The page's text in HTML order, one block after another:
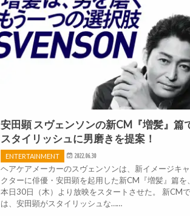
安田顕 スヴェンソンの新CM『増髪』篇
スタイリッシュに男磨きを提案！
ENTERTAINMENT 2022.06.30
ヘアケアメーカーのスヴェンソンは、新イメージキ
クターに俳優・安田顕を起用した新CM『増髪』篇を、
本日30日（木）より放映をスタートさせた。 新CMで
は、安田顕がスタイリッシュな……